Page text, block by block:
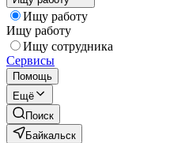
Ищу работу
Ищу работу
Ищу сотрудника
Сервисы
Помощь
Ещё
Поиск
Байкальск